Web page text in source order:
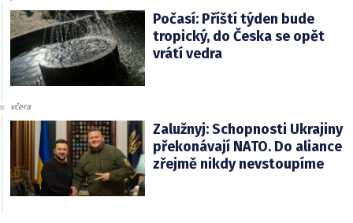
Počasí: Příští týden bude
tropický, do Česka se opět
vrátí vedra
včera
Zalužnyj: Schopnosti Ukrajiny
překonávají NATO. Do aliance
zřejmě nikdy nevstoupíme